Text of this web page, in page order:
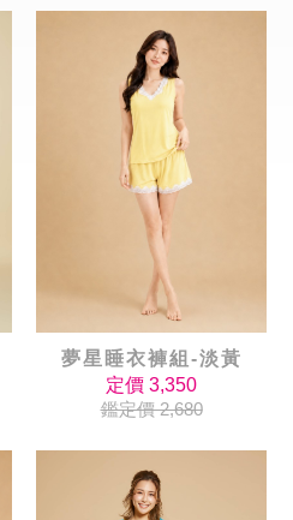
夢星睡衣褲組-淡黃
定價 3,350
鑑定價 2,680